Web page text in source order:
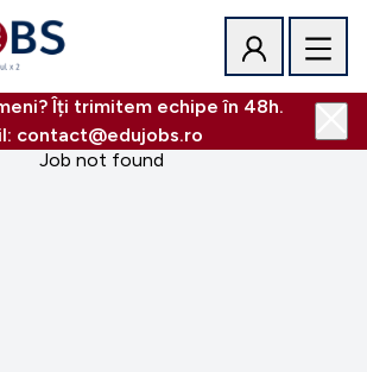
Îți trimitem echipe în 48h.
contact@edujobs.ro
Job not found